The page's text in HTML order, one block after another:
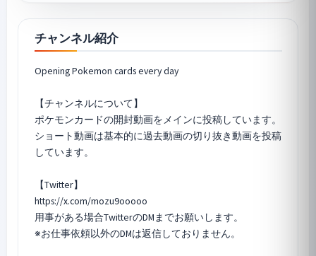
チャンネル紹介
Opening Pokemon cards every day
【チャンネルについて】
ポケモンカードの開封動画をメインに投稿しています。
ショート動画は基本的に過去動画の切り抜き動画を投稿
しています。
【Twitter】
https://x.com/mozu9ooooo
用事がある場合TwitterのDMまでお願いします。
※お仕事依頼以外のDMは返信しておりません。